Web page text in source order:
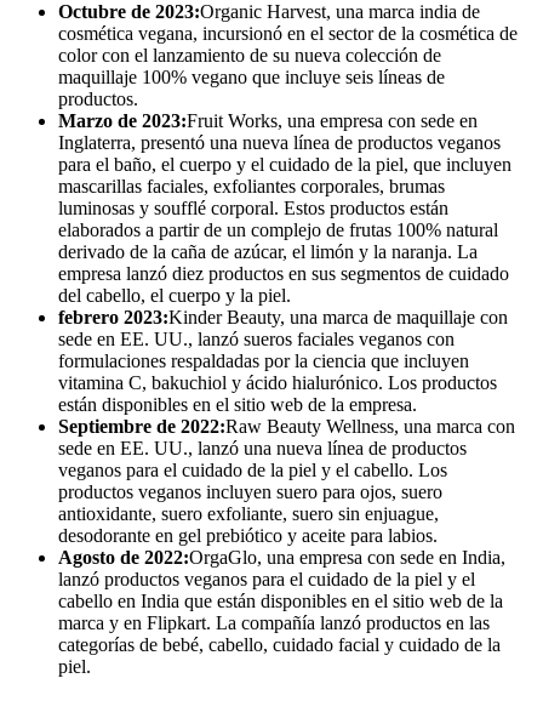
Octubre de 2023:Organic Harvest, una marca india de
cosmética vegana, incursionó en el sector de la cosmética de
color con el lanzamiento de su nueva colección de
maquillaje 100% vegano que incluye seis líneas de
productos.
Marzo de 2023:Fruit Works, una empresa con sede en
Inglaterra, presentó una nueva línea de productos veganos
para el baño, el cuerpo y el cuidado de la piel, que incluyen
mascarillas faciales, exfoliantes corporales, brumas
luminosas y soufflé corporal. Estos productos están
elaborados a partir de un complejo de frutas 100% natural
derivado de la caña de azúcar, el limón y la naranja. La
empresa lanzó diez productos en sus segmentos de cuidado
del cabello, el cuerpo y la piel.
febrero 2023:Kinder Beauty, una marca de maquillaje con
sede en EE. UU., lanzó sueros faciales veganos con
formulaciones respaldadas por la ciencia que incluyen
vitamina C, bakuchiol y ácido hialurónico. Los productos
están disponibles en el sitio web de la empresa.
Septiembre de 2022:Raw Beauty Wellness, una marca con
sede en EE. UU., lanzó una nueva línea de productos
veganos para el cuidado de la piel y el cabello. Los
productos veganos incluyen suero para ojos, suero
antioxidante, suero exfoliante, suero sin enjuague,
desodorante en gel prebiótico y aceite para labios.
Agosto de 2022:OrgaGlo, una empresa con sede en India,
lanzó productos veganos para el cuidado de la piel y el
cabello en India que están disponibles en el sitio web de la
marca y en Flipkart. La compañía lanzó productos en las
categorías de bebé, cabello, cuidado facial y cuidado de la
piel.